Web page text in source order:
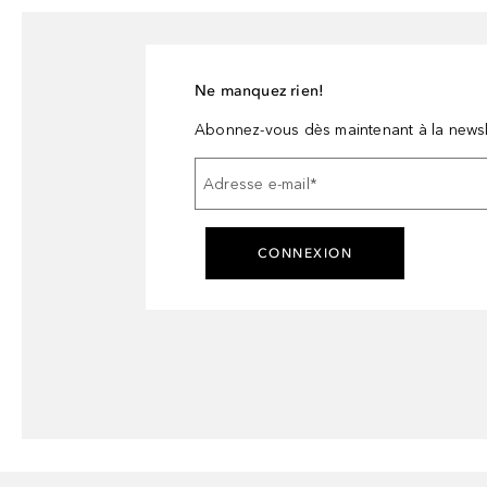
Ne manquez rien!
Abonnez-vous dès maintenant à la
Adresse e-mail *
CONNEXION